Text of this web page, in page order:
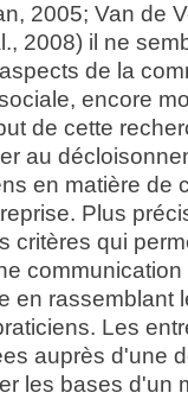
2005; Van de
2008) il ne
de la
encore
de cette
au
en matière de
Plus
critères qui
en rassemblant
Les
auprès d'une
les bases d'un